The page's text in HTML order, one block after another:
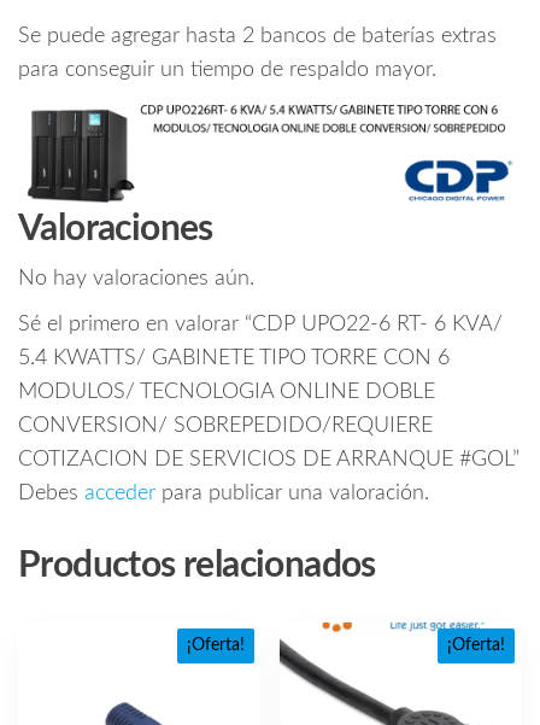
Se puede agregar hasta 2 bancos de baterías extras
para conseguir un tiempo de respaldo mayor.
Valoraciones
No hay valoraciones aún.
Sé el primero en valorar “CDP UPO22-6 RT- 6 KVA/
5.4 KWATTS/ GABINETE TIPO TORRE CON 6
MODULOS/ TECNOLOGIA ONLINE DOBLE
CONVERSION/ SOBREPEDIDO/REQUIERE
COTIZACION DE SERVICIOS DE ARRANQUE #GOL”
Debes acceder para publicar una valoración.
Productos relacionados
¡Oferta! ¡Oferta!